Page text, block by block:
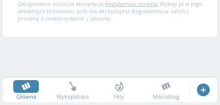
Zalogowanie oznacza akceptację Regulaminu serwisu Wykop.pl w jego
aktualnym brzmieniu. Jeśli nie akceptujesz Regulaminu w całości,
prosimy o niekorzystanie z serwisu.
Główna Wykopalisko Hity Mikroblog